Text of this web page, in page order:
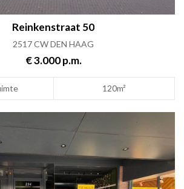
Reinkenstraat 50
2517 CW DEN HAAG
€ 3.000 p.m.
120m²